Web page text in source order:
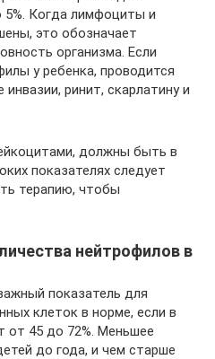
5%. Когда лимфоциты и
это обозначает
организма. Если
у ребенка, проводится
инвазии, ринит, скарлатину и
должны быть в
показателях следует
терапию, чтобы
нейтрофилов в
показатель для
клеток в норме, если в
от 45 до 72%. Меньшее
до года, и чем старше